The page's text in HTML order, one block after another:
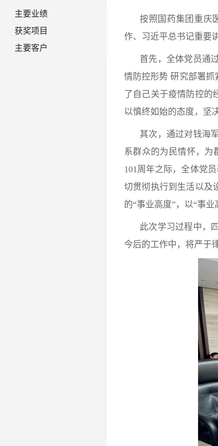
主要业绩
获奖项目
主要客户
按照国药集团重庆
作、习近平总书记重要
首先，全体党员通
情防控形势 研究部署
了自己关于疫情防控
以慎终如始的态度，坚
其次，通过对钱海
系群众的为民情怀，为
101周年之际，全体党
切贯彻执行到生活以及
的“事业高度”，以“事
此次学习过程中，
今后的工作中，将严于